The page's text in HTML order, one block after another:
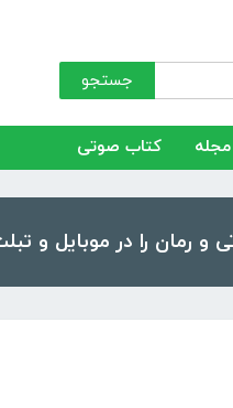
جستجو
مجله کتاب صوتی